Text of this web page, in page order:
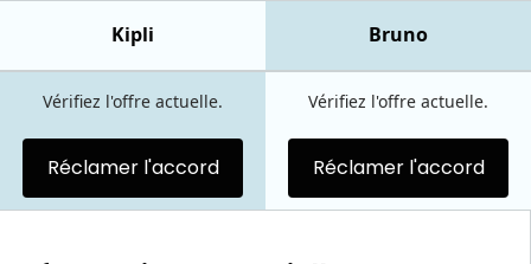
Bruno
Kipli
Vérifiez l'offre actuelle.
Réclamer l'accord
Vérifiez l'offre actuelle.
Réclamer l'accord